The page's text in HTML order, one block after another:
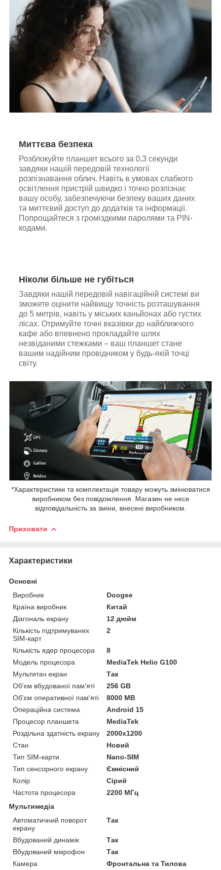
Миттєва безпека
Розблокуйте планшет всього за 0,3 секунди
завдяки нашій передовій технології
розпізнавання облич. Навіть в умовах слабкого
освітлення пристрій швидко і точно розпізнає
вашу особу, забезпечуючи безпеку ваших даних
та миттєвий доступ до додатків та інформації.
Попрощайтеся з громіздкими паролями та PIN-
кодами.
Ніколи більше не губіться
Завдяки нашій передовій навігаційній системі ви
зможете оцінити найвищу точність розташування
до 5 метрів, навіть у міських каньйонах або густих
лісах. Отримуйте точні вказівки до найближчого
кафе або впевнено прокладайте шлях
незвіданими стежками – ваш планшет стане
вашим надійним провідником у будь-якій точці
світу.
*Характеристики та комплектація товару можуть змінюватися
виробником без повідомлення. Магазин не несе
відповідальність за зміни, внесені виробником.
Приховати
Характеристики
Основні
Виробник
Doogee
Країна виробник
Китай
Діагональ екрану
12 дюйм
Кількість підтримуваних
SIM-карт
2
Кількість ядер процесора
8
Модель процесора
MediaTek Helio G100
Мультитач екран
Так
Об'єм вбудованої пам'яті
256 GB
Об'єм оперативної пам'яті
8000 MB
Операційна система
Android 15
Процесор планшета
MediaTek
Роздільна здатність екрану
2000x1200
Стан
Новий
Тип SIM-карти
Nano-SIM
Тип сенсорного екрану
Ємнісний
Колір
Сірий
Частота процесора
2200 МГц
Мультимедіа
Автоматичний поворот
екрану
Так
Вбудований динамік
Так
Вбудований мікрофон
Так
Камера
Фронтальна та Тилова